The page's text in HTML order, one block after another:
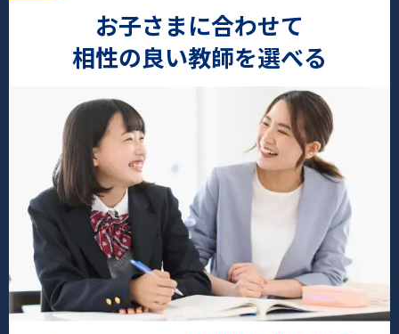
お子さまに合わせて
相性の良い教師を選べる